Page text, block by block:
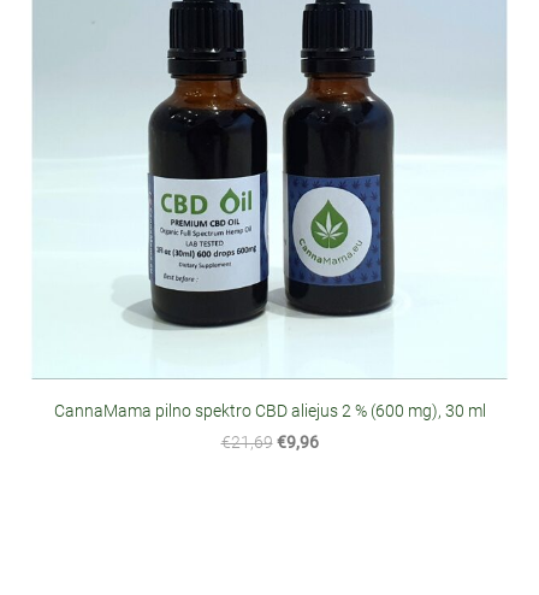
CannaMama pilno spektro CBD aliejus 2 % (600 mg), 30 ml
€21,69 €9,96